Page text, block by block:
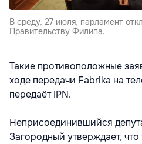
В среду, 27 июля, парламент
Правительству Филипа.
Такие противоположные
ходе передачи Fabrika на
передаёт IPN.
Неприсоединившийся
Загородный утверждает,